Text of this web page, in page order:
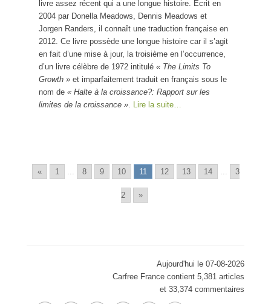
livre assez récent qui a une longue histoire. Écrit en
2004 par Donella Meadows, Dennis Meadows et
Jorgen Randers, il connaît une traduction française en
2012. Ce livre possède une longue histoire car il s’agit
en fait d’une mise à jour, la troisième en l’occurrence,
d’un livre célèbre de 1972 intitulé « The Limits To
Growth » et imparfaitement traduit en français sous le
nom de « Halte à la croissance?: Rapport sur les
limites de la croissance ». Lire la suite…
« 1 ... 8 9 10 11 12 13 14 ... 3
2 »
Aujourd'hui le 07-08-2026
Carfree France contient 5,381 articles
et 33,374 commentaires